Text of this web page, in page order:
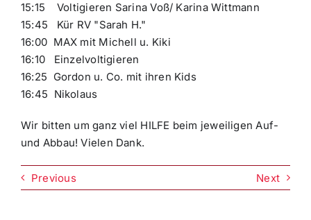
15:15 Voltigieren Sarina Voß/ Karina Wittmann
15:45 Kür RV "Sarah H."
16:00 MAX mit Michell u. Kiki
16:10 Einzelvoltigieren
16:25 Gordon u. Co. mit ihren Kids
16:45 Nikolaus
Wir bitten um ganz viel HILFE beim jeweiligen Auf-
und Abbau! Vielen Dank.
Previous Next